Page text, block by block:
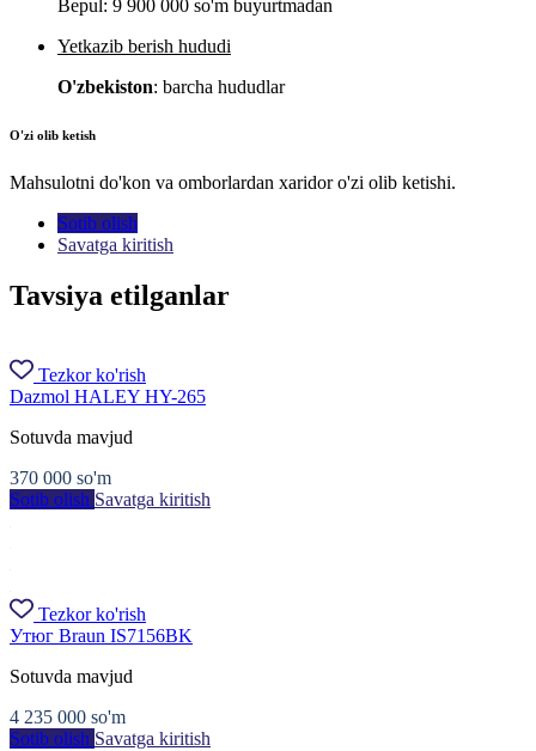
Bepul: 9 900 000 so'm buyurtmadan
Yetkazib berish hududi
O'zbekiston: barcha hududlar
O'zi olib ketish
Mahsulotni do'kon va omborlardan xaridor o'zi olib ketishi.
Sotib olish
Savatga kiritish
Tavsiya etilganlar
Tezkor ko'rish
Dazmol HALEY HY-265
Sotuvda mavjud
370 000 so'm
Sotib olish Savatga kiritish
Tezkor ko'rish
Утюг Braun IS7156BK
Sotuvda mavjud
4 235 000 so'm
Sotib olish Savatga kiritish